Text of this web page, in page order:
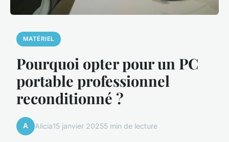
MATÉRIEL
Pourquoi opter pour un PC
portable professionnel
reconditionné ?
A Alicia15 janvier 20255 min de lecture